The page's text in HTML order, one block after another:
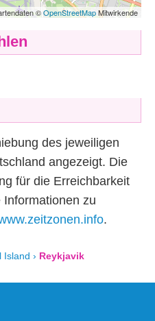
des jeweiligen
angezeigt. Die
für die Erreichbarkeit
zu
.
Island › Reykjavik